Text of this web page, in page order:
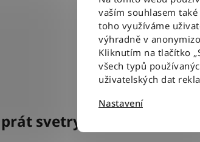
vaším souhlasem
toho využíváme
výhradně v
Kliknutím na tlačítko
všech typů
uživatelských dat
Nastavení
svetry z bavlny